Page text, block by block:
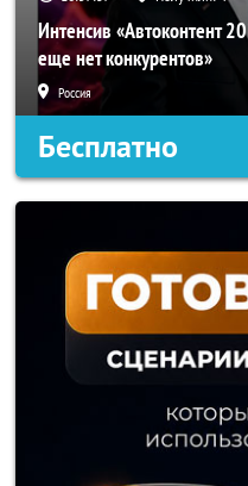
Интенсив «Автоконтент
еще нет конкурентов»
Россия
Бесплатно